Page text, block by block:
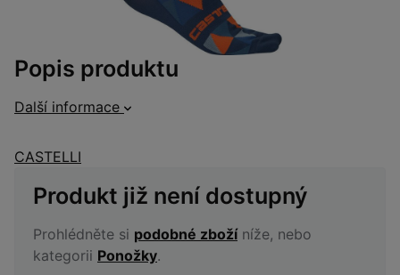
Popis produktu
Další informace
CASTELLI
Produkt již není dostupný
Prohlédněte si podobné zbožíníže, nebo
kategorii Ponožky.